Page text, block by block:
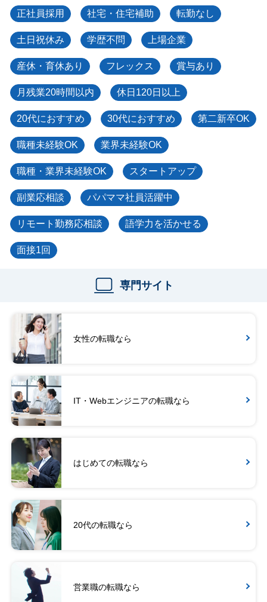
正社員採用 社宅・住宅補助 転勤なし
土日祝休み 学歴不問 上場企業
産休・育休あり フレックス 賞与あり
月残業20時間以内 休日120日以上
20代におすすめ 30代におすすめ 第二新卒OK
職種未経験OK 業界未経験OK
職種・業界未経験OK スタートアップ
副業応相談 パパママ社員活躍中
リモート勤務応相談 語学力を活かせる
面接1回
専門サイト
女性の転職なら
IT・Webエンジニアの転職なら
はじめての転職なら
20代の転職なら
営業職の転職なら